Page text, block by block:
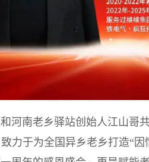
河南老乡驿站创始人江山哥
力于为全国异乡老乡打造“